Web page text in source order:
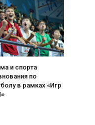
и спорта
по
в рамках «Игр